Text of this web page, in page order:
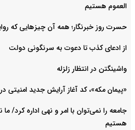
العموم هستیم
حسرت روز خبرنگار؛ همه آن چیزهایی که
از ادعای کذب تا دعوت به سرنگونی دولت
واشینگتن در انتظار زلزله
«پیمان مکه»، کد آغاز آرایش جدید امنیتی
جامعه را نمی‌توان با امر و نهی اداره کرد/
هستیم